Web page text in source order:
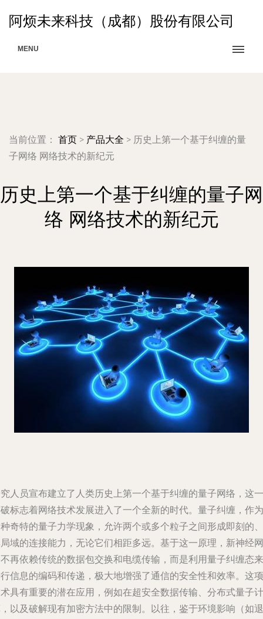
阿烦未来科技（成都）股份有限公司
MENU
当前位置： 首页 > 产品大全 > 历史上第一个基于纠缠的量
子网络 网络技术的新纪元
历史上第一个基于纠缠的量子网
络 网络技术的新纪元
人员宣布建立了人类历史上第一个基于纠缠的量子网络，这一
标志着网络技术发展进入了一个全新的时代。量子纠缠，作为
奇特的量子力学现象，允许两个或多个粒子之间形成即刻的、
域的连接能力，无论它们相距多远。基于这一原理，新神经网
再依赖传统的数据包交换和电缆传输，而是利用量子纠缠态来
信息的编码和传递，极大地增强了通信的安全性和效率。这项
具有重要的潜在应用，例如在超安全数据传输、分布式量子计
以及破解现有加密方法中的限制。以往，鉴于环境影响（如退